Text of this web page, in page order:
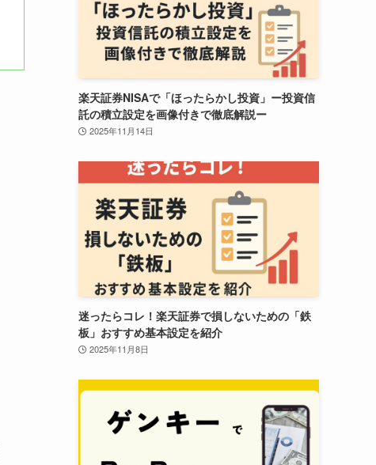
楽天証券NISAで「ほったらかし投資」ー投資信
託の積立設定を画像付きで徹底解説ー
2025年11月14日
迷ったらコレ！楽天証券で損しないための「鉄
板」おすすめ基本設定を紹介
2025年11月8日